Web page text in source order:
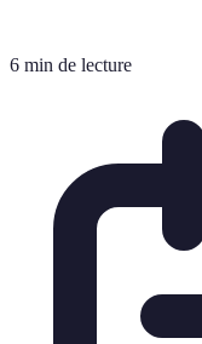
6 min de lecture